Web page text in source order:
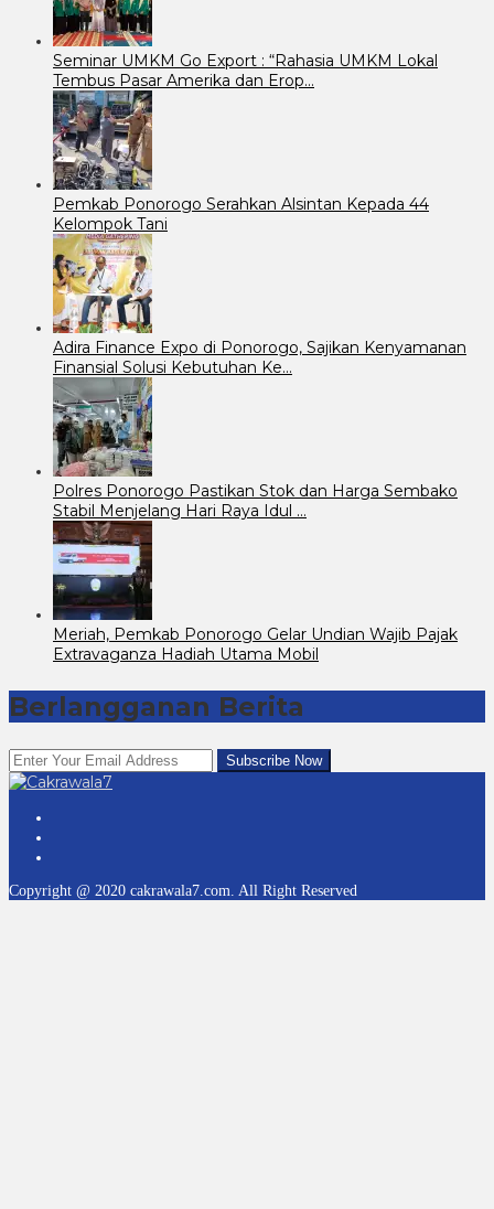
Seminar UMKM Go Export : “Rahasia UMKM Lokal
Tembus Pasar Amerika dan Erop…
Pemkab Ponorogo Serahkan Alsintan Kepada 44
Kelompok Tani
Adira Finance Expo di Ponorogo, Sajikan Kenyamanan
Finansial Solusi Kebutuhan Ke…
Polres Ponorogo Pastikan Stok dan Harga Sembako
Stabil Menjelang Hari Raya Idul …
Meriah, Pemkab Ponorogo Gelar Undian Wajib Pajak
Extravaganza Hadiah Utama Mobil
Berlangganan Berita
Copyright @ 2020 cakrawala7.com. All Right Reserved